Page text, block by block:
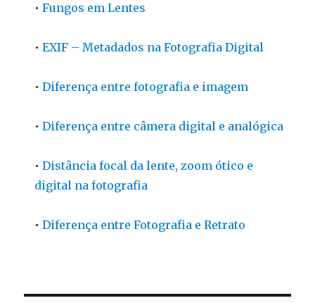
•Fungos em Lentes
•EXIF – Metadados na Fotografia Digital
•Diferença entre fotografia e imagem
•Diferença entre câmera digital e analógica
•Distância focal da lente, zoom ótico e
digital na fotografia
•Diferença entre Fotografia e Retrato